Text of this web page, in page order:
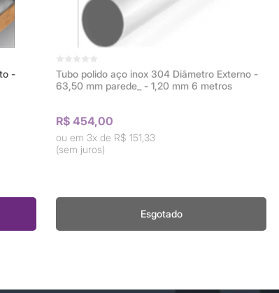
-
Tubo polido aço inox 304 Diâmetro Externo -
63,50 mm parede_ - 1,20 mm 6 metros
R$ 454,00
3x de R$ 151,33
(sem juros)
Esgotado